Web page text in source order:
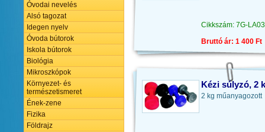
Óvodai nevelés
Alsó tagozat
Idegen nyelv
Óvoda bútorok
Iskola bútorok
Biológia
Mikroszkópok
Környezet- és
természetismeret
Ének-zene
Fizika
Földrajz
Cikkszám: 7G-
Bruttó ár: 1 400 Ft
Kézi súlyzó, 2
2 kg műanyagozott